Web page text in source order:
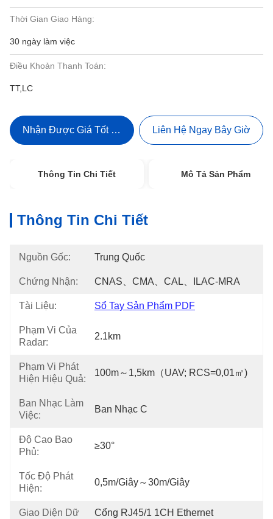
Thời Gian Giao Hàng:
30 ngày làm việc
Điều Khoản Thanh Toán:
TT,LC
Nhận Được Giá Tốt Nhất Liên Hệ Ngay Bây Giờ
Thông Tin Chi Tiết Mô Tả Sản Phẩm
Thông Tin Chi Tiết
Nguồn Gốc: Trung Quốc
Chứng Nhận: CNAS、CMA、CAL、ILAC-MRA
Tài Liệu: Sổ Tay Sản Phẩm PDF
Phạm Vi Của
Radar:
2.1km
Phạm Vi Phát
Hiện Hiệu Quả:
100m～1,5km（UAV; RCS=0,01㎡)
Ban Nhạc Làm
Việc:
Ban Nhạc C
Độ Cao Bao
Phủ:
≥30°
Tốc Độ Phát
Hiện:
0,5m/giây～30m/giây
Giao Diện Dữ
Cổng RJ45/1 1CH Ethernet